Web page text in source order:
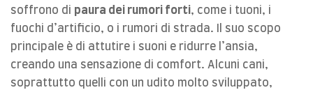
soffrono di paura dei rumori forti, come i tuoni, i
fuochi d’artificio, o i rumori di strada. Il suo scopo
principale è di attutire i suoni e ridurre l’ansia,
creando una sensazione di comfort. Alcuni cani,
soprattutto quelli con un udito molto sviluppato,